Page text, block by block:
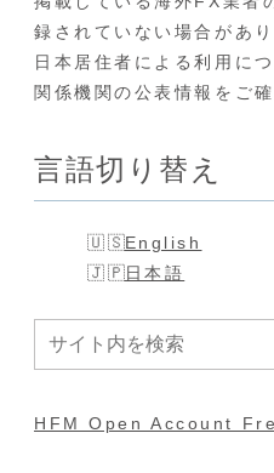
録されていない場合があり
日本居住者による利用に
関係機関の公表情報をご
言語切り替え
English
日本語
HFM Open Account